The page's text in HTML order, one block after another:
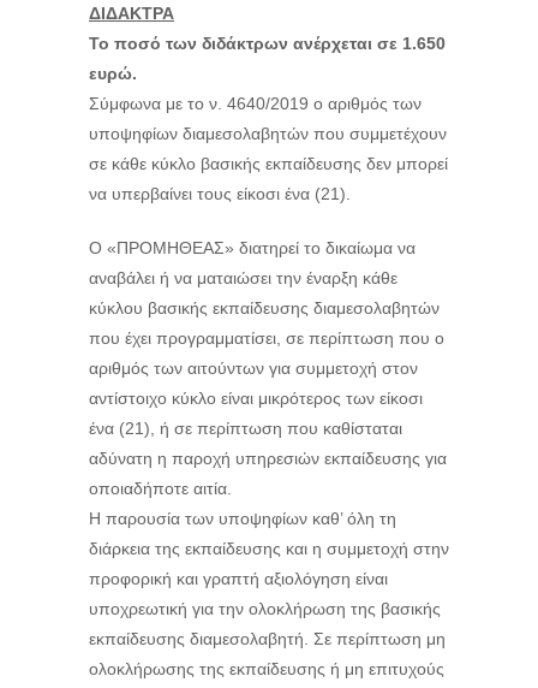
ΔΙΔΑΚΤΡΑ
Το ποσό των διδάκτρων ανέρχεται σε 1.650
ευρώ.
Σύμφωνα με το ν. 4640/2019 ο αριθμός των
υποψηφίων διαμεσολαβητών που συμμετέχουν
σε κάθε κύκλο βασικής εκπαίδευσης δεν μπορεί
να υπερβαίνει τους είκοσι ένα (21).
Ο «ΠΡΟΜΗΘΕΑΣ» διατηρεί το δικαίωμα να
αναβάλει ή να ματαιώσει την έναρξη κάθε
κύκλου βασικής εκπαίδευσης διαμεσολαβητών
που έχει προγραμματίσει, σε περίπτωση που ο
αριθμός των αιτούντων για συμμετοχή στον
αντίστοιχο κύκλο είναι μικρότερος των είκοσι
ένα (21), ή σε περίπτωση που καθίσταται
αδύνατη η παροχή υπηρεσιών εκπαίδευσης για
οποιαδήποτε αιτία.
Η παρουσία των υποψηφίων καθ’ όλη τη
διάρκεια της εκπαίδευσης και η συμμετοχή στην
προφορική και γραπτή αξιολόγηση είναι
υποχρεωτική για την ολοκλήρωση της βασικής
εκπαίδευσης διαμεσολαβητή. Σε περίπτωση μη
ολοκλήρωσης της εκπαίδευσης ή μη επιτυχούς